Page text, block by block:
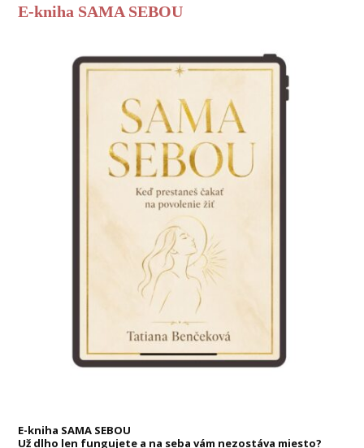
E-kniha SAMA SEBOU
E-kniha SAMA SEBOU
Už dlho len fungujete a na seba vám nezostáva miesto?